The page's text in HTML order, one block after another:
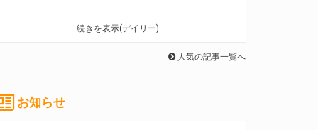
続きを表示(デイリー)
人気の記事一覧へ
お知らせ